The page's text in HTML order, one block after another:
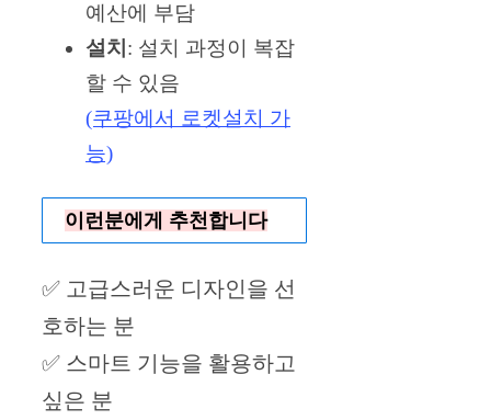
예산에 부담
설치 : 설치 과정이 복잡
할 수 있음
(쿠팡에서 로켓설치 가
능)
이런분에게 추천합니다
✅ 고급스러운 디자인을 선
호하는 분
✅ 스마트 기능을 활용하고
싶은 분